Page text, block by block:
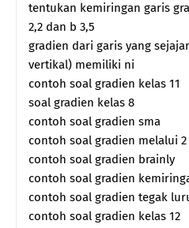
tentukan kemiringan garis
2,2 dan b 3,5
gradien dari garis yang
vertikal) memiliki ni
contoh soal gradien kelas 11
soal gradien kelas 8
contoh soal gradien sma
contoh soal gradien melalui
contoh soal gradien brainly
contoh soal gradien
contoh soal gradien tegak
contoh soal gradien kelas 12